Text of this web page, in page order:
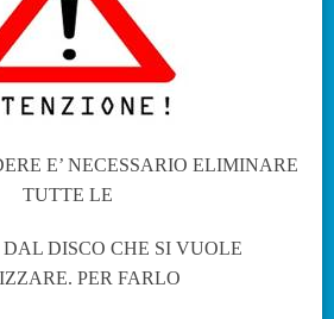
E’ NECESSARIO ELIMINARE
TUTTE LE
DISCO CHE SI VUOLE
PER FARLO